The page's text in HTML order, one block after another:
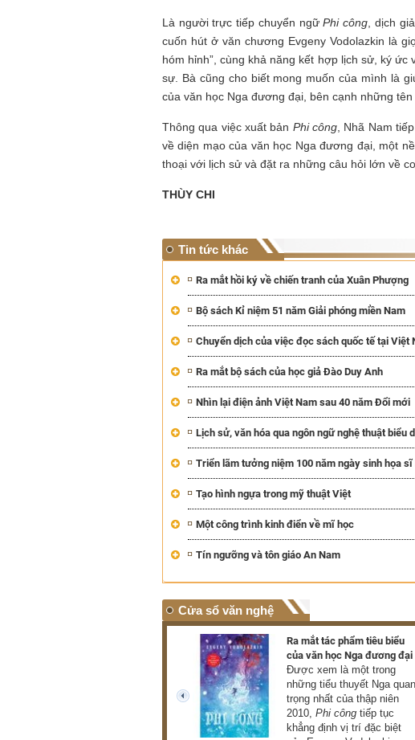
Là người trực tiếp chuyển ngữPhi công , dịch
cuốn hút ở văn chương Evgeny Vodolazkin là
hóm hỉnh”, cùng khả năng kết hợp lịch sử, ký
sự. Bà cũng cho biết mong muốn của mình là
của văn học Nga đương đại, bên cạnh những
Thông qua việc xuất bản Phi công, Nhã Nam
về diện mạo của văn học Nga đương đại, một
thoại với lịch sử và đặt ra những câu hỏi lớn về
THÙY CHI
Tin tức khác
Ra mắt hồi ký về chiến tranh của Xuân Phượng
Bộ sách Kỉ niệm 51 năm Giải phóng miền Nam
Chuyển dịch của việc đọc sách quốc tế tại Việt
Ra mắt bộ sách của học giả Đào Duy Anh
Nhìn lại điện ảnh Việt Nam sau 40 năm Đổi mới
Lịch sử, văn hóa qua ngôn ngữ nghệ thuật biểu
Triển lãm tưởng niệm 100 năm ngày sinh họa sĩ
Tạo hình ngựa trong mỹ thuật Việt
Một công trình kinh điển về mĩ học
Tín ngưỡng và tôn giáo An Nam
Cửa sổ văn nghệ
phẩm tiêu biểu thuộc nhiều
Ra mắt tác phẩm tiêu biểu
của văn học Nga đương đại
Được xem là một trong
những tiểu thuyết Nga quan
trọng nhất của thập niên
2010, Phi công tiếp tục
khẳng định vị trí đặc biệt
prev